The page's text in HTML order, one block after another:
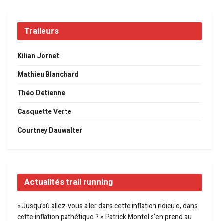
Traileurs
Kilian Jornet
Mathieu Blanchard
Théo Detienne
Casquette Verte
Courtney Dauwalter
Actualités trail running
« Jusqu’où allez-vous aller dans cette inflation ridicule, dans
cette inflation pathétique ? » Patrick Montel s’en prend au